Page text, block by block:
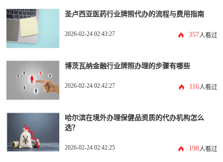
圣卢西亚医药行业牌照代办的流程与费用指南
2026-02-24 02:43:27 357人看过
博茨瓦纳金融行业牌照办理的步骤有哪些
2026-02-24 02:42:27 116人看过
哈尔滨在境外办理保健品资质的代办机构怎么
选？
2026-02-24 02:42:25 198人看过